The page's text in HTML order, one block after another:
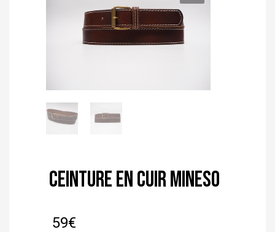
Ceinture en cuir Mineso
59€